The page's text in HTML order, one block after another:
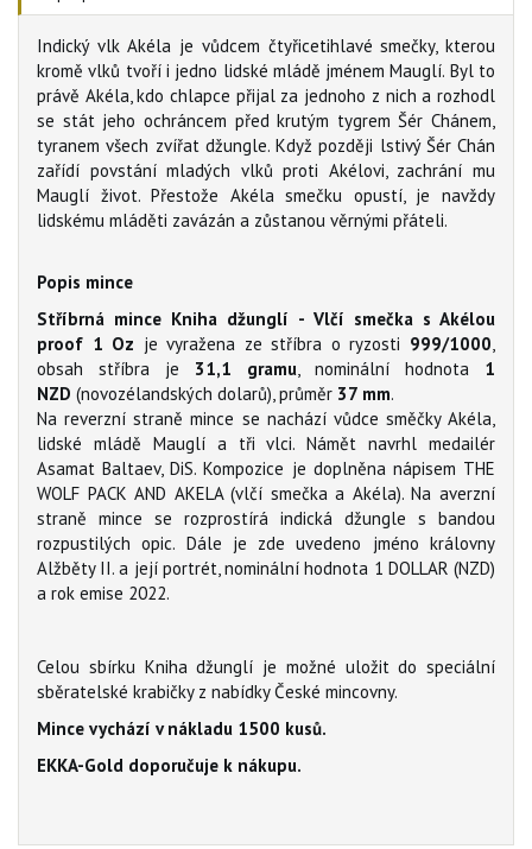
Indický vlk Akéla je vůdcem čtyřicetihlavé smečky, kterou
kromě vlků tvoří i jedno lidské mládě jménem Mauglí. Byl to
právě Akéla, kdo chlapce přijal za jednoho z nich a rozhodl
se stát jeho ochráncem před krutým tygrem Šér Chánem,
tyranem všech zvířat džungle. Když později lstivý Šér Chán
zařídí povstání mladých vlků proti Akélovi, zachrání mu
Mauglí život. Přestože Akéla smečku opustí, je navždy
lidskému mláděti zavázán a zůstanou věrnými přáteli.
Popis mince
Stříbrná mince Kniha džunglí - Vlčí smečka s Akélou
proof 1 Oz je vyražena ze stříbra o ryzosti 999/1000
obsah stříbra je 31,1 gramu , nominální hodnota 1
NZD (novozélandských dolarů), průměr 37 mm.
Na reverzní straně mince se nachází vůdce směčky Akéla,
lidské mládě Mauglí a tři vlci. Námět navrhl medailér
Asamat Baltaev, DiS. Kompozice je doplněna nápisem THE
WOLF PACK AND AKELA (vlčí smečka a Akéla). Na averzní
straně mince se rozprostírá indická džungle s bandou
rozpustilých opic. Dále je zde uvedeno jméno královny
Alžběty II. a její portrét, nominální hodnota 1 DOLLAR (NZD)
a rok emise 2022.
Celou sbírku Kniha džunglí je možné uložit do speciální
sběratelské krabičky z nabídky České mincovny.
Mince vychází v nákladu 1500 kusů.
EKKA-Gold doporučuje k nákupu.